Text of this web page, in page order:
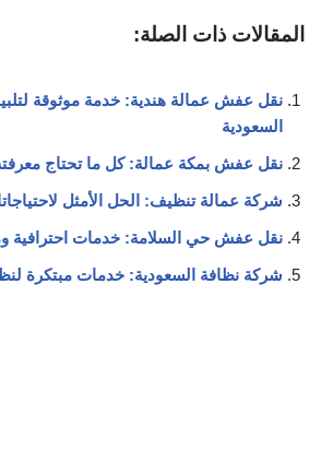
المقالات ذات الصلة:
نقل عفش عمالة هندية: خدمة موثوقة
السعودية
نقل عفش بمكة عمالة: كل ما تحتاج
شركة عمالة تنظيف: الحل الأمثل
نقل عفش حي السلامة: خدمات احترافية
شركة نظافة السعودية: خدمات مبتكرة